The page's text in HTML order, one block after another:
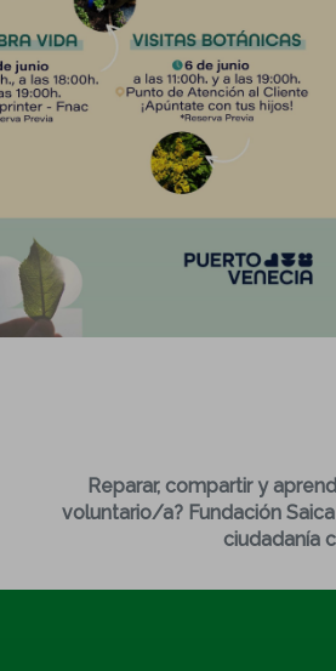
Reparar, compartir y
voluntario/a? Fundación
ciudadanía